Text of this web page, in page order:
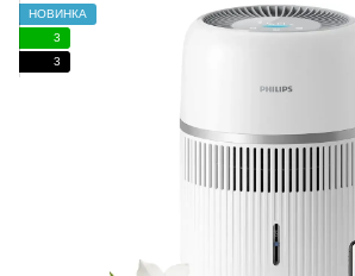
НОВИНКА
3
3